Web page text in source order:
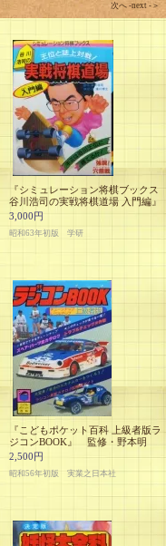
次へ -next -＞
『シミュレーション将棋ブックス
谷川浩司の実戦将棋道場 入門編』
3,000円
昭和63年初版 学研
『こどもポケット百科 上級者版ラ
ジコンBOOK』 監修・野本明
2,500円
昭和56年初版 実業之日本社